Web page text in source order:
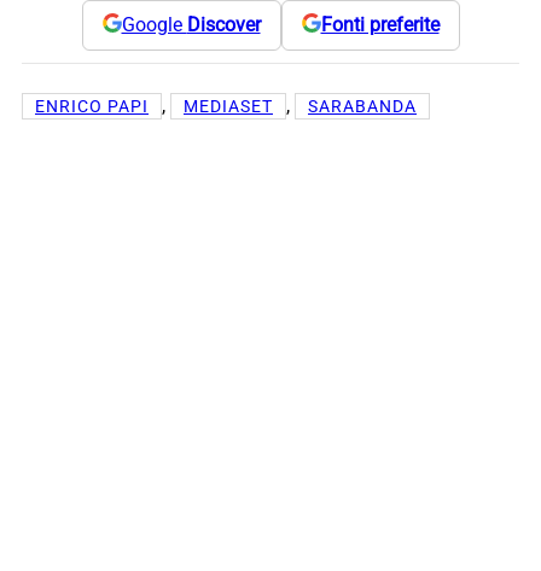
Google Discover Fonti preferite
ENRICO PAPI , MEDIASET , SARABANDA